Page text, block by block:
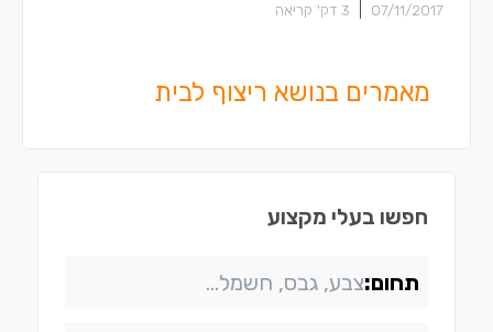
07/11/2017
3 דק' קריאה
מאמרים בנושא ריצוף לבית
חפשו בעלי מקצוע
תחום: